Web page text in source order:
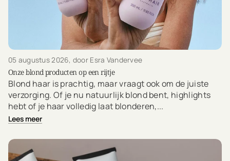
05 augustus 2026, door Esra Vandervee
Onze blond producten op een rijtje
Blond haar is prachtig, maar vraagt ook om de juiste
verzorging. Of je nu natuurlijk blond bent, highlights
hebt of je haar volledig laat blonderen,...
Lees meer